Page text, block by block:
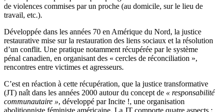
de violences commises par un proche (au domicile, sur le lieu de
travail, etc.).
Développée dans les années 70 en Amérique du Nord, la justice
restaurative mise sur la restauration des liens sociaux et la résolution
d’un conflit. Une pratique notamment récupérée par le système
pénal canadien, en organisant des « cercles de réconciliation »,
rencontres entre victimes et agresseurs.
C’est en réaction à cette récupération, que la justice transformative
(JT) naît dans les années 2000 autour du concept de « responsabilité
communautaire », développé par Incite !, une organisation
abolitionniste féministe américaine. La JT comporte quatre aspects :